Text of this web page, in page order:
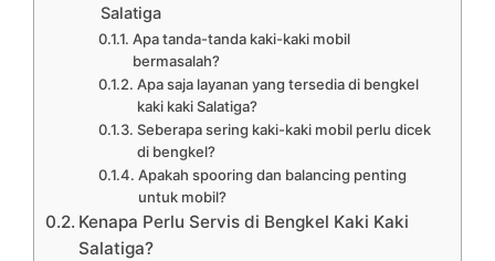
Salatiga
Apa tanda-tanda kaki-kaki mobil
bermasalah?
Apa saja layanan yang tersedia di bengkel
kaki kaki Salatiga?
Seberapa sering kaki-kaki mobil perlu dicek
di bengkel?
Apakah spooring dan balancing penting
untuk mobil?
Kenapa Perlu Servis di Bengkel Kaki Kaki
Salatiga?